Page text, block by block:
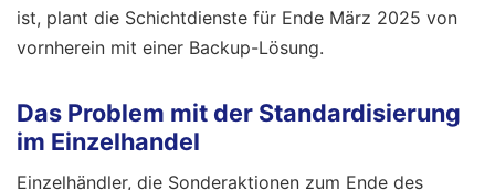
ist, plant die Schichtdienste für Ende März 2025 von
vornherein mit einer Backup-Lösung.
Das Problem mit der Standardisierung
im Einzelhandel
Einzelhändler, die Sonderaktionen zum Ende des